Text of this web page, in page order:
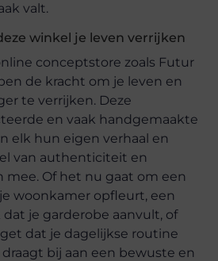
valt.
winkel je leven verrijken
conceptstore zoals Futur
de kracht om je leven en
te verrijken. Deze
en vaak handgemaakte
elk hun eigen verhaal en
van authenticiteit en
Of het nu gaat om een
woonkamer opfleurt, een
je garderobe aanvult, of
dat je dagelijkse routine
bij aan een bewuste en